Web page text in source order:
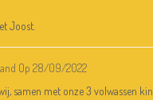
Joost.
Op 28/09/2022
samen met onze 3 volwassen